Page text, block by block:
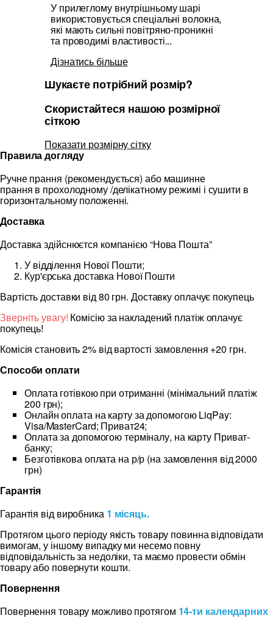
У прилеглому внутрішньому шарі
використовується спеціальні волокна,
які мають сильні повітряно-проникні
та проводимі властивості...
Дізнатись більше
Шукаєте потрібний розмір?
Скористайтеся нашою розмірної
сіткою
Показати розмірну сітку
Правила догляду
Ручне прання (рекомендується) або машинне
прання в прохолодному /делікатному режимі і сушити в
горизонтальному положенні.
Доставка
Доставка здійснюєтся компанією “Нова Пошта”
У відділення Нової Пошти;
Кур'єрська доставка Нової Пошти
Вартість доставки від 80 грн. Доставку оплачує покупець
Зверніть увагу! Комісію за накладений платіж оплачує
покупець!
Комісія становить 2% від вартості замовлення +20 грн.
Способи оплати
Оплата готівкою при отриманні (мінімальний платіж
200 грн);
Онлайн оплата на карту за допомогою LiqPay:
Visa/MasterCard; Приват24;
Оплата за допомогою терміналу, на карту Приват-
банку;
Безготівкова оплата на р/р (на замовлення від 2000
грн)
Гарантія
Гарантія від виробника 1 місяць.
Протягом цього періоду якість товару повинна відповідати
вимогам, у іншому випадку ми несемо повну
відповідальність за недоліки, та маємо провести обмін
товару або повернути кошти.
Повернення
Повернення товару можливо протягом 14-ти календарних